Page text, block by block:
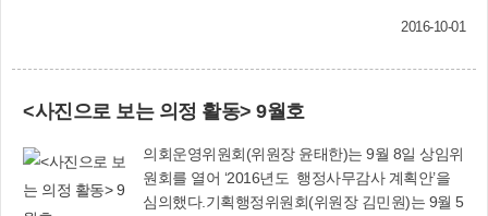
건을 심의.의결했다. 이번 임시회에서 처리한 안건
2016년 행정사무감사를 제2차 정례회 기간 중인
11월 10일부터 18일까지 구본청, 보건소 및 도서
관 등을 대상으로 9일간 개최하기로 승인■ 사상구
2016-10-01
<사진으로 보는 의정 활동> 9월호
의회운영위원회(위원장 윤태한)는 9월 8일 상임위
원회를 열어 ‘2016년도 행정사무감사 계획안’을
심의했다.기획행정위원회(위원장 김민원)는 9월 5